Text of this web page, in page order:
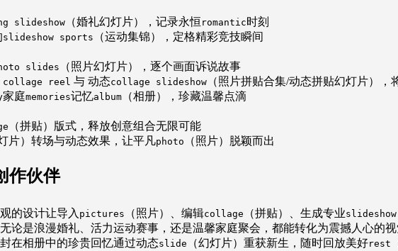
slideshow （婚礼幻灯片），记录永恒 romantic时刻
slideshow sports
（运动集锦），定格精彩竞技瞬间
slides
（照片幻灯片），逐个画面诉说故事
collage reel 与 动态collage slideshow （照片拼贴合集/动态拼贴幻灯片），
家庭memories记忆album （相册），珍藏温馨点滴
（拼贴）版式，释放创意组合无限可能
灯片）转场与动态效果，让平凡photo （照片）脱颖而出
作伙伴
的设计让导入 pictures （照片）、编辑collage （拼贴）、生成专业slideshow
无论是浪漫婚礼、活力运动赛事，还是温馨家庭聚会，都能转化为震撼人心的视
在相册中的珍贵回忆通过动态slide （幻灯片）重获新生，随时回放美好rest